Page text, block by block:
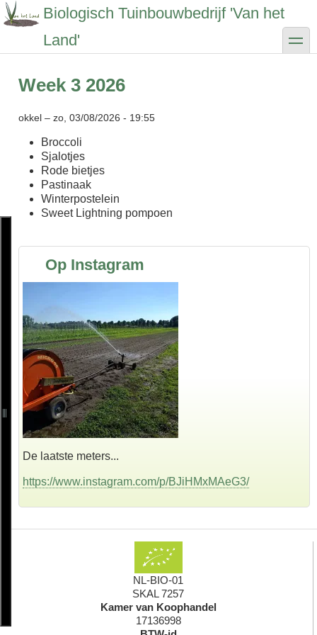
Overslaan
en
gaan
Biologisch Tuinbouwbedrijf 'Van het
Land'
toggle
Week 3 2026
okkel – zo, 03/08/2026 - 19:55
Broccoli
Sjalotjes
Rode bietjes
Pastinaak
Winterpostelein
Sweet Lightning pompoen
Op Instagram
De laatste meters...
https://www.instagram.com/p/BJiHMxMAeG3/
NL-BIO-01
SKAL 7257
Kamer van Koophandel
17136998